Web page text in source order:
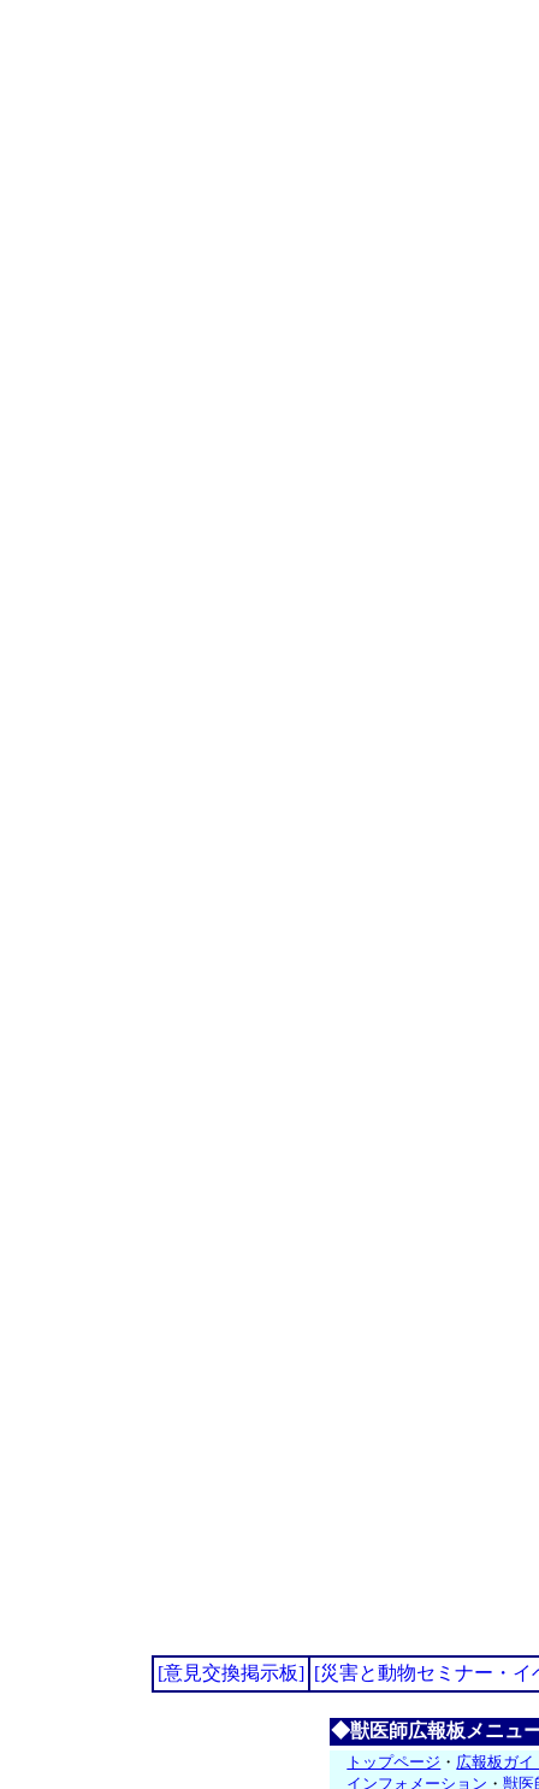
[意見交換掲示板] [災害と動物セミナー・イ
◆獣医師広報板メニュ
トップページ ・ 広報板ガイ
インフォメーション ・獣医